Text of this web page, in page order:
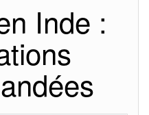
Inde :